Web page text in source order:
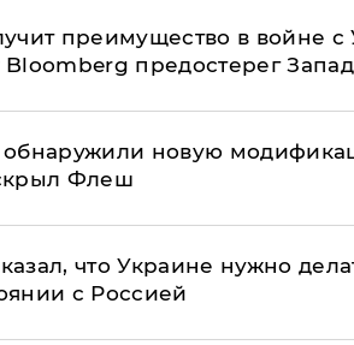
преимущество в войне с
Bloomberg предостерег
новую
Флеш
что Украине нужно
с Россией